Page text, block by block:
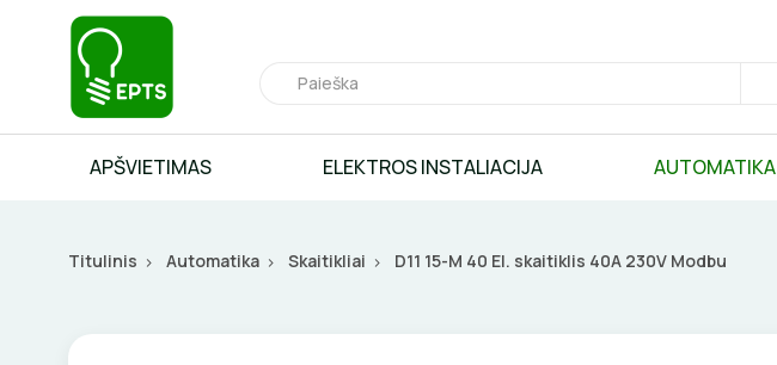
APŠVIETIMAS ELEKTROS INSTALIACIJA AUTOMATIKA
Titulinis Automatika Skaitikliai D11 15-M 40 El. skaitiklis 40A 230V Modbu